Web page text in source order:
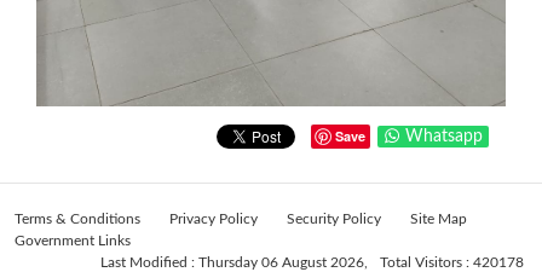
Save Whatsapp
Terms & Conditions Privacy Policy Security Policy
Site Map
Government Links
Total Visitors : 420178
Last Modified : Thursday 06 August 2026,